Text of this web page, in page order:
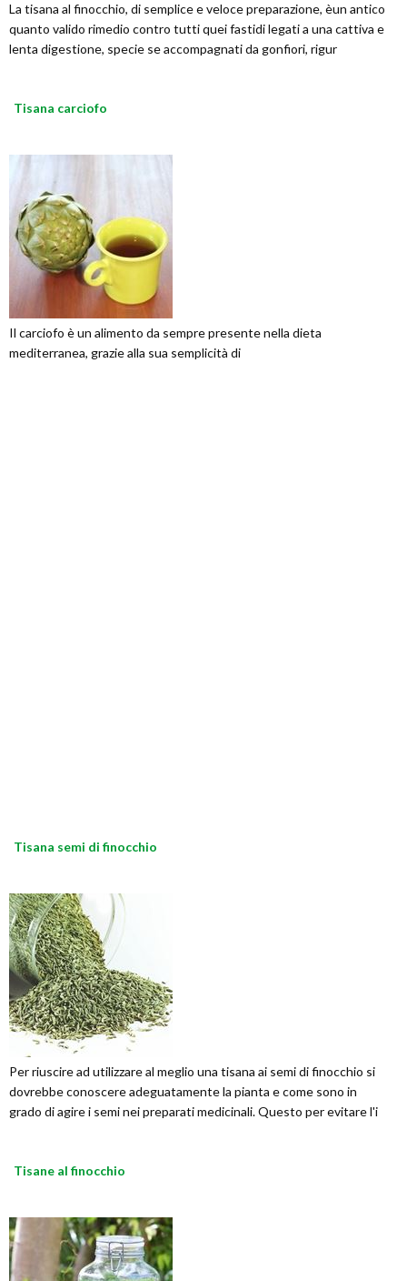
La tisana al finocchio, di semplice e veloce preparazione, èun antico
quanto valido rimedio contro tutti quei fastidi legati a una cattiva e
lenta digestione, specie se accompagnati da gonfiori, rigur
Tisana carciofo
Il carciofo è un alimento da sempre presente nella dieta
mediterranea, grazie alla sua semplicità di
Tisana semi di finocchio
Per riuscire ad utilizzare al meglio una tisana ai semi di finocchio si
dovrebbe conoscere adeguatamente la pianta e come sono in
grado di agire i semi nei preparati medicinali. Questo per evitare l'i
Tisane al finocchio